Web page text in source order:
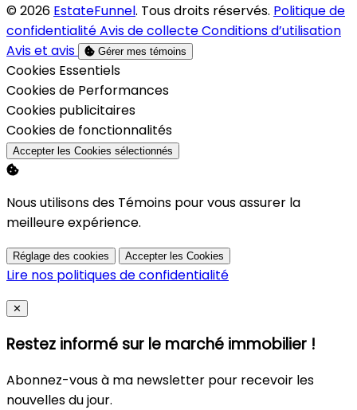
© 2026 EstateFunnel. Tous droits réservés. Politique de
confidentialitéAvis de collecteConditions d’utilisation
Avis et avis
Gérer mes témoins
Activer
Cookies Essentiels
Activer
Cookies de Performances
Activer
Cookies publicitaires
Activer
Cookies de fonctionnalités
Accepter les Cookies sélectionnés
Nous utilisons des Témoins pour vous assurer la
meilleure expérience.
Réglage des cookies Accepter les Cookies
Lire nos politiques de confidentialité
Close
✕
Restez informé sur le marché immobilier !
Abonnez-vous à ma newsletter pour recevoir les
nouvelles du jour.